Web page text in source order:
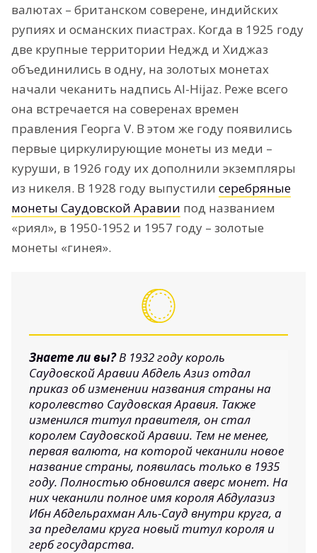
валютах – британском соверене, индийских
рупиях и османских пиастрах. Когда в 1925 году
две крупные территории Неджд и Хиджаз
объединились в одну, на золотых монетах
начали чеканить надпись Al-Hijaz. Реже всего
она встречается на соверенах времен
правления Георга V. В этом же году появились
первые циркулирующие монеты из меди –
куруши, в 1926 году их дополнили экземпляры
из никеля. В 1928 году выпустили серебряные
монеты Саудовской Аравии под названием
«риял», в 1950-1952 и 1957 году – золотые
монеты «гинея».
Знаете ли вы?В 1932 году король
Саудовской Аравии Абдель Азиз отдал
приказ об изменении названия страны на
королевство Саудовская Аравия. Также
изменился титул правителя, он стал
королем Саудовской Аравии. Тем не менее,
первая валюта, на которой чеканили новое
название страны, появилась только в 1935
году. Полностью обновился аверс монет. На
них чеканили полное имя короля Абдулазиз
Ибн Абдельрахман Аль-Сауд внутри круга, а
за пределами круга новый титул короля и
герб государства.